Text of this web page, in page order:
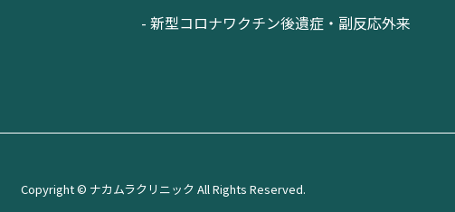
- 新型コロナワクチン後遺症・副反応外来
Copyright © ナカムラクリニック All Rights Reserved.